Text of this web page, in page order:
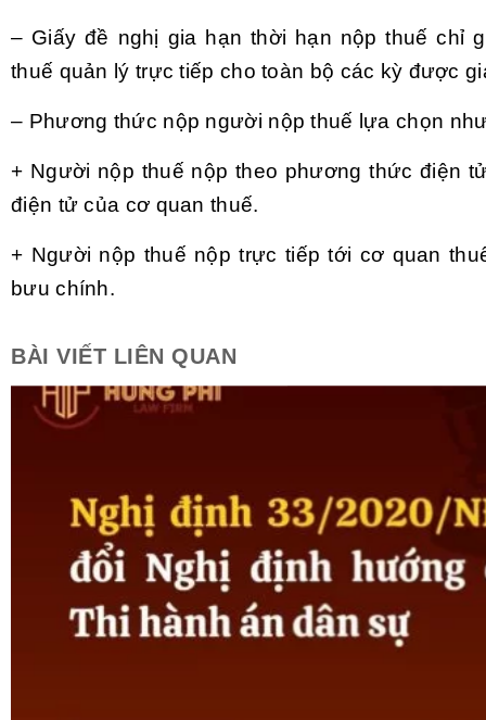
– Giấy đề nghị gia hạn thời hạn nộp thuế chỉ
thuế quản lý trực tiếp cho toàn bộ các kỳ được
– Phương thức nộp người nộp thuế lựa chọn
+ Người nộp thuế nộp theo phương thức điện
điện tử của cơ quan thuế.
+ Người nộp thuế nộp trực tiếp tới cơ quan
bưu chính.
BÀI VIẾT LIÊN QUAN